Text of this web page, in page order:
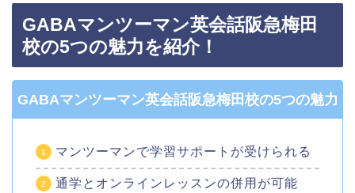
GABAマンツーマン英会話阪急梅田
校の5つの魅力を紹介！
GABAマンツーマン英会話阪急梅田校の5つの魅力
マンツーマンで学習サポートが受けられる
通学とオンラインレッスンの併用が可能